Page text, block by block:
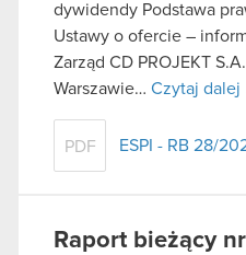
dywidendy Podstawa
Ustawy o ofercie –
Zarząd CD PROJEKT
Warszawie… Czytaj dalej
PDF ESPI - RB 28/
Raport bieżący